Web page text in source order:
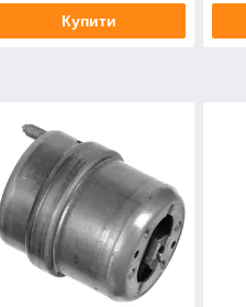
Купити